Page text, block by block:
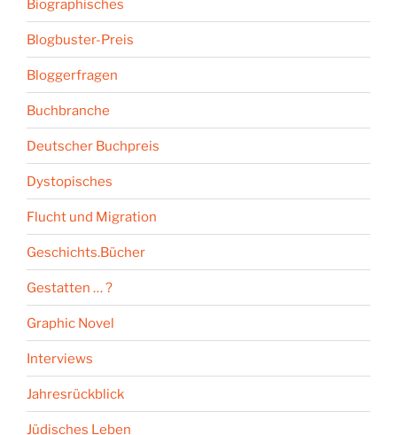
Biographisches
Blogbuster-Preis
Bloggerfragen
Buchbranche
Deutscher Buchpreis
Dystopisches
Flucht und Migration
Geschichts.Bücher
Gestatten … ?
Graphic Novel
Interviews
Jahresrückblick
Jüdisches Leben